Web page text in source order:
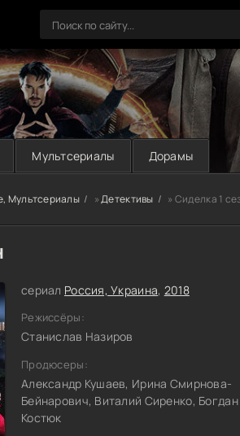
Мультсериалы Дорамы
Мультсериалы »Детективы » Сиделка 1
сериал Россия, Украина, 2018
Режиссёры:
Станислав Назиров
Продюсеры:
Александр Кушаев, Ирина Смирнова-
Бейнарович, Виталий Сиренко, Богдан
Костюк